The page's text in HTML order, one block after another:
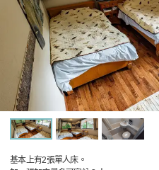
基本上有2張單人床。